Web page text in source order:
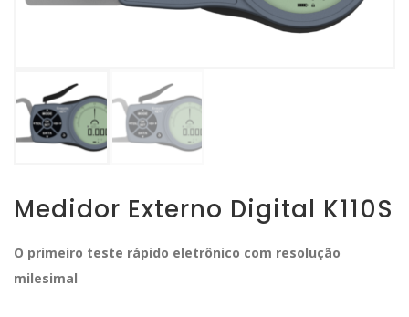
Medidor Externo Digital K110S
O primeiro teste rápido eletrônico com resolução
milesimal